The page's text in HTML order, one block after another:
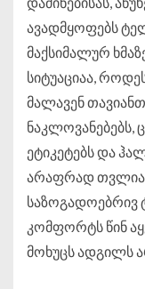
ავადმყოფებს
მაქსიმალურ
სიტუაციაა,
მალავენ
ნაკლოვანებებს,
ეტიკეტებს და
არაფრად
საზოგადოებრივ
კომფორტს წინ
მოხუცს ადგილს